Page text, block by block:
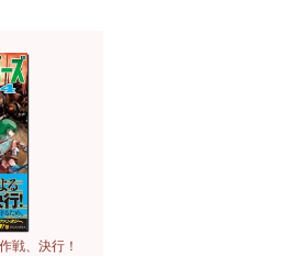
戦、決行！